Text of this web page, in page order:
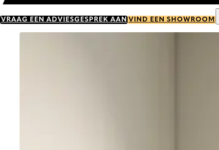
VRAAG EEN ADVIESGESPREK AAN VIND EEN SHOWROOM
Go to item 0